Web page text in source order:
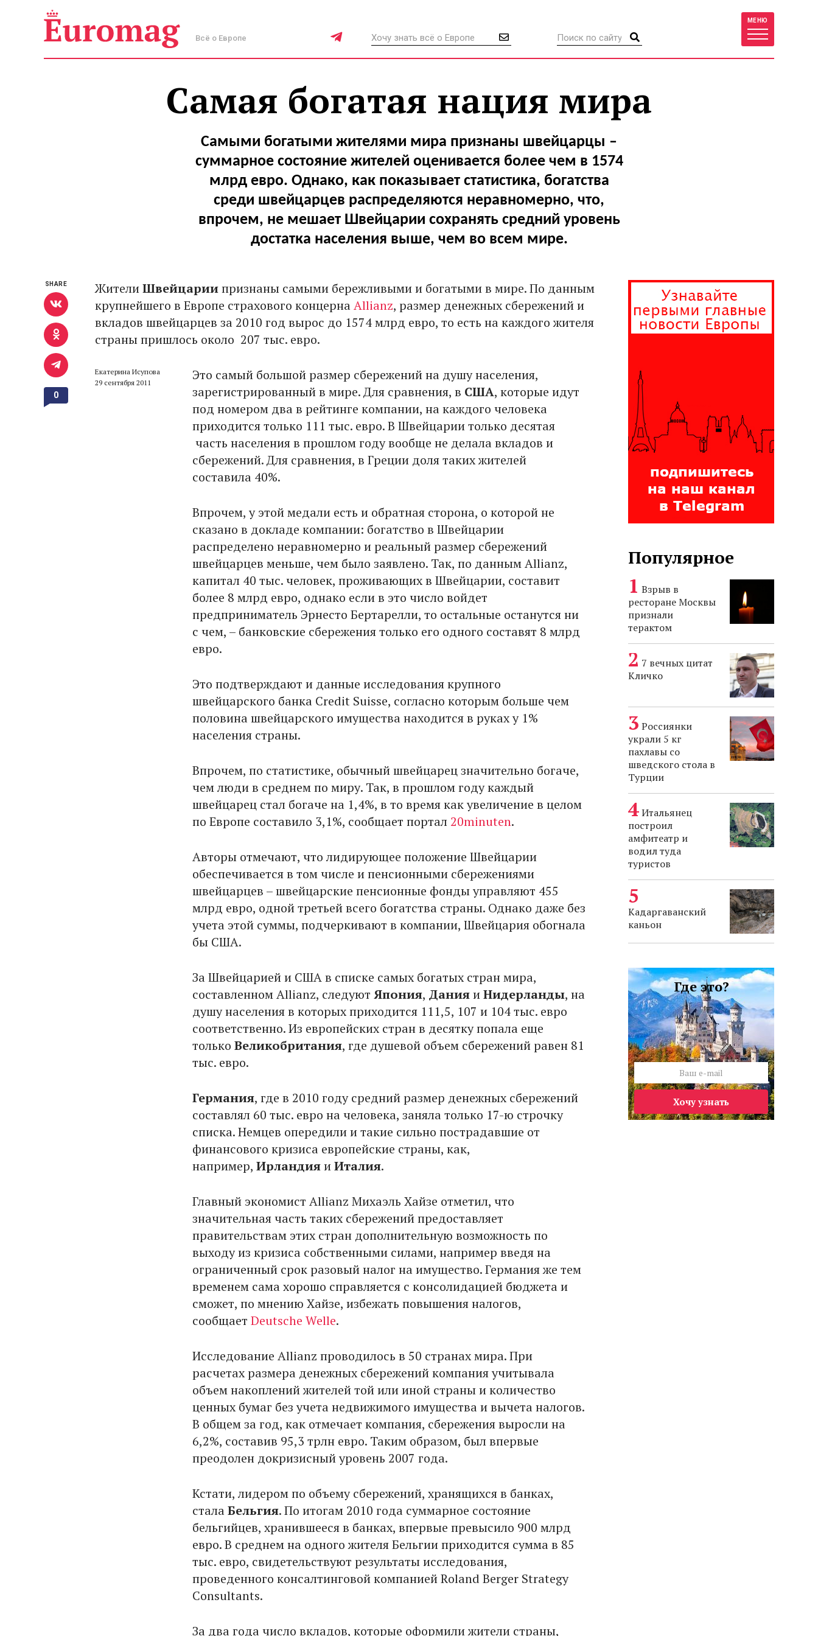
Всё о Европе
МЕНЮ
Самая богатая нация мира
Самыми богатыми жителями мира признаны швейцарцы –
суммарное состояние жителей оценивается более чем в 1574
млрд евро. Однако, как показывает статистика, богатства
среди швейцарцев распределяются неравномерно, что,
впрочем, не мешает Швейцарии сохранять средний уровень
достатка населения выше, чем во всем мире.
ЖителиШвейцариипризнаны самыми бережливыми и богатыми в мире. По данным
крупнейшего в Европе страхового концернаAllianz, размер денежных сбережений и
вкладов швейцарцев за 2010 год вырос до 1574 млрд евро, то есть на каждого жителя
страны пришлось около 207 тыс. евро.
Екатерина Исупова
29 сентября 2011
Это самый большой размер сбережений на душу населения,
зарегистрированный в мире. Для сравнения, в США, которые идут
под номером два в рейтинге компании, на каждого человека
приходится только 111 тыс. евро. В Швейцарии только десятая
часть населения в прошлом году вообще не делала вкладов и
сбережений. Для сравнения, в Греции доля таких жителей
составила 40%.
Впрочем, у этой медали есть и обратная сторона, о которой не
сказано в докладе компании: богатство в Швейцарии
распределено неравномерно и реальный размер сбережений
швейцарцев меньше, чем было заявлено. Так, по данным Allianz,
капитал 40 тыс. человек, проживающих в Швейцарии, составит
более 8 млрд евро, однако если в это число войдет
предприниматель Эрнесто Бертарелли, то остальные останутся ни
с чем, – банковские сбережения только его одного составят 8 млрд
евро.
Это подтверждают и данные исследования крупного
швейцарского банка Credit Suisse, согласно которым больше чем
половина швейцарского имущества находится в руках у 1%
населения страны.
Впрочем, по статистике, обычный швейцарец значительно богаче,
чем люди в среднем по миру. Так, в прошлом году каждый
швейцарец стал богаче на 1,4%, в то время как увеличение в целом
по Европе составило 3,1%, сообщает портал 20minuten.
Авторы отмечают, что лидирующее положение Швейцарии
обеспечивается в том числе и пенсионными сбережениями
швейцарцев – швейцарские пенсионные фонды управляют 455
млрд евро, одной третьей всего богатства страны. Однако даже без
учета этой суммы, подчеркивают в компании, Швейцария обогнала
бы США.
За Швейцарией и США в списке самых богатых стран мира,
составленном Allianz, следуют Япония, ДанияиНидерланды, на
душу населения в которых приходится 111,5, 107 и 104 тыс. евро
соответственно. Из европейских стран в десятку попала еще
только Великобритания, где душевой объем сбережений равен 81
тыс. евро.
Германия, где в 2010 году средний размер денежных сбережений
составлял 60 тыс. евро на человека, заняла только 17-ю строчку
списка. Немцев опередили и такие сильно пострадавшие от
финансового кризиса европейские страны, как,
например, ИрландияиИталия.
Главный экономист Allianz Михаэль Хайзе отметил, что
значительная часть таких сбережений предоставляет
правительствам этих стран дополнительную возможность по
выходу из кризиса собственными силами, например введя на
ограниченный срок разовый налог на имущество. Германия же тем
временем сама хорошо справляется с консолидацией бюджета и
сможет, по мнению Хайзе, избежать повышения налогов,
сообщает Deutsche Welle.
Исследование Allianz проводилось в 50 странах мира. При
расчетах размера денежных сбережений компания учитывала
объем накоплений жителей той или иной страны и количество
ценных бумаг без учета недвижимого имущества и вычета налогов.
В общем за год, как отмечает компания, сбережения выросли на
6,2%, составив 95,3 трлн евро. Таким образом, был впервые
преодолен докризисный уровень 2007 года.
Кстати, лидером по объему сбережений, хранящихся в банках,
сталаБельгия. По итогам 2010 года суммарное состояние
бельгийцев, хранившееся в банках, впервые превысило 900 млрд
евро. В среднем на одного жителя Бельгии приходится сумма в 85
тыс. евро, свидетельствуют результаты исследования,
проведенного консалтинговой компанией Roland Berger Strategy
Consultants.
За два года число вкладов, которые оформили жители страны,
SHARE
0
Популярное
Взрыв в
ресторане Москвы
признали
терактом
7 вечных цитат
Кличко
Россиянки
украли 5 кг
пахлавы со
шведского стола в
Турции
Итальянец
построил
амфитеатр и
водил туда
туристов
Кадаргаванский
каньон
Где это?
Хочу узнать